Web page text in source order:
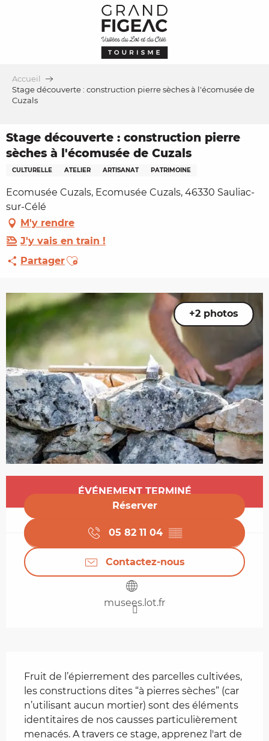
Accueil
Stage découverte : construction pierre sèches à l'écomusée de
Cuzals
Stage découverte : construction pierre
sèches à l'écomusée de Cuzals
CULTURELLE ATELIER ARTISANAT PATRIMOINE
Ecomusée Cuzals, Ecomusée Cuzals, 46330 Sauliac-
sur-Célé
M'y rendre
J'y vais en train !
PartagerAjouter aux favoris
+2 photos
Ouverture et coordonnées
ÉVÉNEMENT TERMINÉ
Réserver
05 82 11 04 ▒▒
Contactez-nous
musees.lot.fr
Fruit de l’épierrement des parcelles cultivées,
les constructions dites “à pierres sèches” (car
n’utilisant aucun mortier) sont des éléments
identitaires de nos causses particulièrement
menacés. A travers ce stage, apprenez l'art de